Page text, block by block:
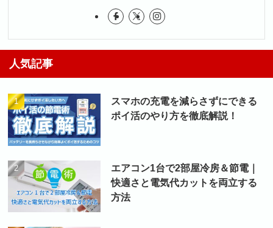
人気記事
スマホの充電を減らさずにできる
ポイ活のやり方を徹底解説！
エアコン1台で2部屋冷房＆節電｜
快適さと電気代カットを両立する
方法